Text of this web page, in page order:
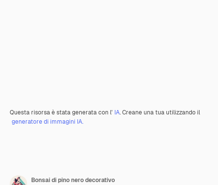
Questa risorsa è stata generata con l' IA. Creane una tua utilizzando il
generatore di immagini IA.
Bonsai di pino nero decorativo